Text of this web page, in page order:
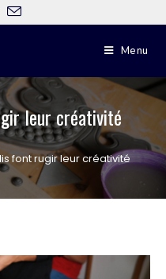
Menu
leur créativité
font rugir leur créativité